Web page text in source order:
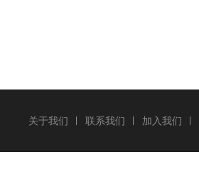
关于我们 联系我们 加入我们